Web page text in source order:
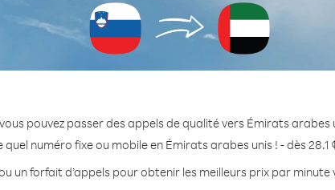
pouvez passer des appels de qualité vers Émirats arabes
numéro fixe ou mobile en Émirats arabes unis ! - dès 28.1
un forfait d’appels pour obtenir les meilleurs prix par